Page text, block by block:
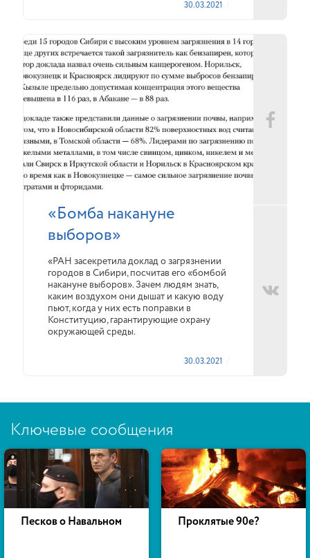
30.03.2021
«Бомба накануне
выборов»
«РАН засекретила доклад о загрязнении
городов в Сибири, посчитав его «бомбой
накануне выборов». Зачем людям знать,
каким воздухом они дышат и какую воду
пьют, когда у них есть поправки в
Конституцию, гарантирующие охрану
окружающей среды.
30.03.2021
Ключевые сообщения
Песков о Навальном Проклятые 90е?